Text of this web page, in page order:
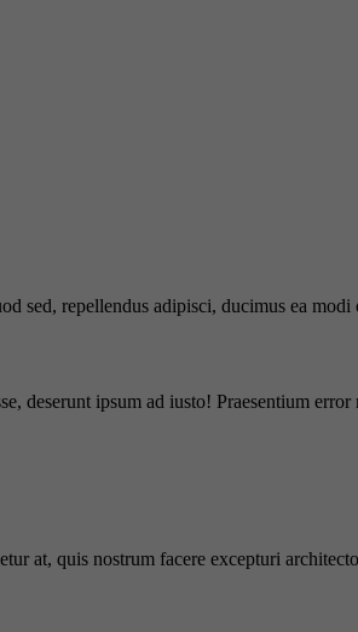
sed, repellendus adipisci, ducimus ea modi
deserunt ipsum ad iusto! Praesentium error
at, quis nostrum facere excepturi